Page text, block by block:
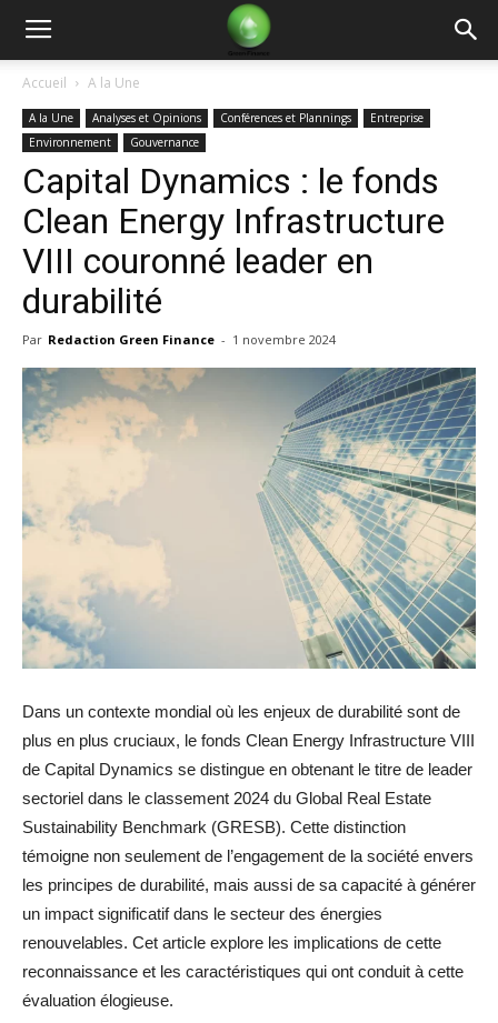
Green
Finance
Accueil A la Une
A la Une Analyses et Opinions Conférences et Plannings
Entreprise
Environnement
Gouvernance
Capital Dynamics : le fonds
Clean Energy Infrastructure
VIII couronné leader en
durabilité
Par Redaction Green Finance - 1 novembre 2024
Dans un contexte mondial où les enjeux de durabilité sont de
plus en plus cruciaux, le fonds Clean Energy Infrastructure VIII
de Capital Dynamics se distingue en obtenant le titre de leader
sectoriel dans le classement 2024 du Global Real Estate
Sustainability Benchmark (GRESB). Cette distinction
témoigne non seulement de l’engagement de la société envers
les principes de durabilité, mais aussi de sa capacité à générer
un impact significatif dans le secteur des énergies
renouvelables. Cet article explore les implications de cette
reconnaissance et les caractéristiques qui ont conduit à cette
évaluation élogieuse.